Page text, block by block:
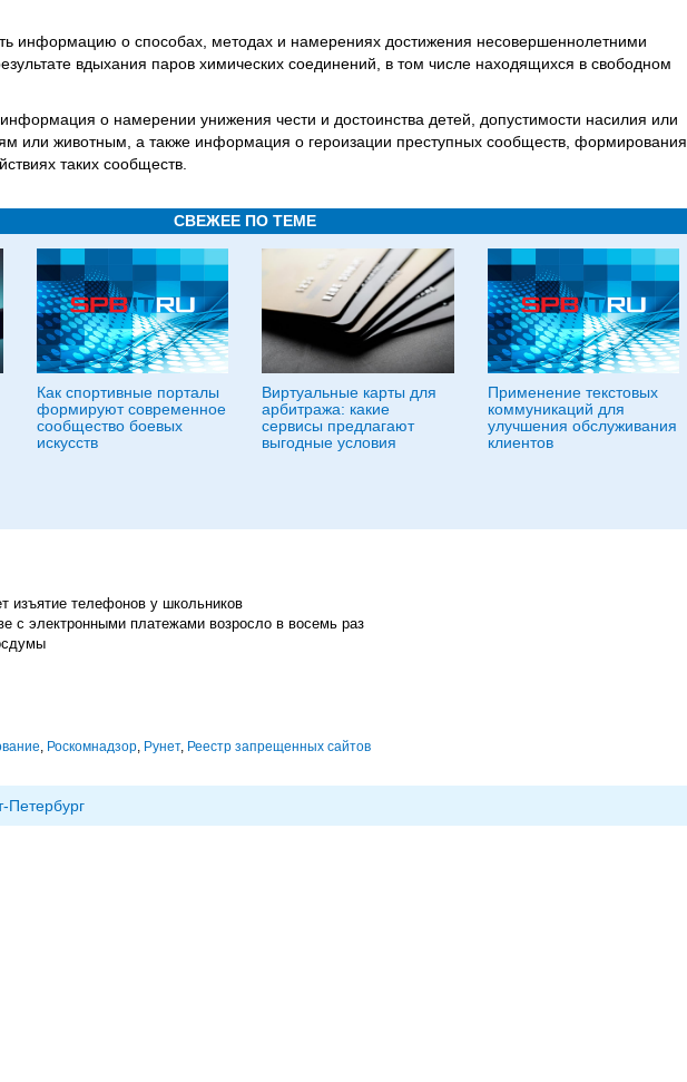
информацию о способах, методах и намерениях достижения несовершеннолетними
вдыхания паров химических соединений, в том числе находящихся в свободном
о намерении унижения чести и достоинства детей, допустимости насилия или
или животным, а также информация о героизации преступных сообществ, формирования
таких сообществ.
СВЕЖЕЕ ПО ТЕМЕ
Как спортивные порталы
формируют современное
сообщество боевых
искусств
Виртуальные карты для
арбитража: какие
сервисы предлагают
выгодные условия
Применение текстовых
коммуникаций для
улучшения обслуживания
клиентов
изъятие телефонов у школьников
с электронными платежами возросло в восемь раз
, Роскомнадзор, Рунет, Реестр запрещенных сайтов
Петербург